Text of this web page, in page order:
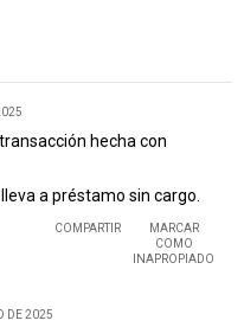
hecha con
a préstamo sin cargo.
COMPARTIR
MARCAR
COMO
INAPROPIADO
DE 2025